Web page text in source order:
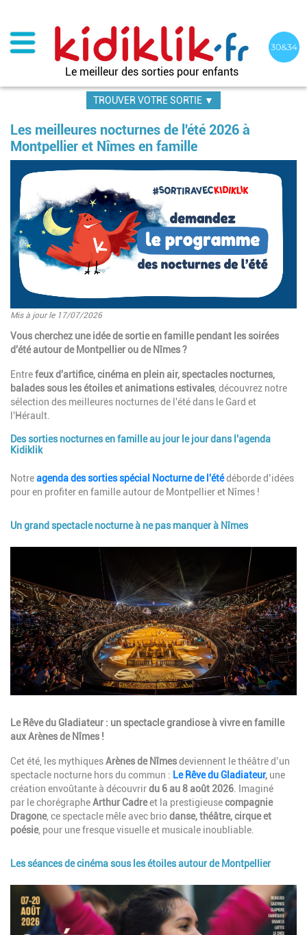
contenu
principal
Le meilleur des sorties pour enfants
TROUVER VOTRE SORTIE ▼
Les meilleures nocturnes de l'été 2026 à
Montpellier et Nîmes en famille
Mis à jour le 17/07/2026
Introduction
Vous cherchez une idée de sortie en famille pendant les soirées
d'été autour de Montpellier ou de Nîmes ?
Entrefeux d'artifice, cinéma en plein air, spectacles nocturnes,
balades sous les étoiles et animations estivales , découvrez notre
sélection des meilleures nocturnes de l'été dans le Gard et
l'Hérault.
Paragraphes
Des sorties nocturnes en famille au jour le jour dans l'agenda
Kidiklik
Description
Notreagenda des sorties spécial Nocturne de l'étédéborde d’idées
pour en profiter en famille autour de Montpellier et Nîmes !
Un grand spectacle nocturne à ne pas manquer à Nîmes
Description
Le Rêve du Gladiateur : un spectacle grandiose à vivre en famille
aux Arènes de Nîmes !
Cet été, les mythiquesArènes de Nîmesdeviennent le théâtre d’un
spectacle nocturne hors du commun : Le Rêve du Gladiateur, une
création envoûtante à découvrirdu 6 au 8 août 2026 . Imaginé
par le chorégrapheArthur Cadreet la prestigieusecompagnie
Dragone, ce spectacle mêle avec briodanse, théâtre, cirque et
poésie, pour une fresque visuelle et musicale inoubliable.
Les séances de cinéma sous les étoiles autour de Montpellier